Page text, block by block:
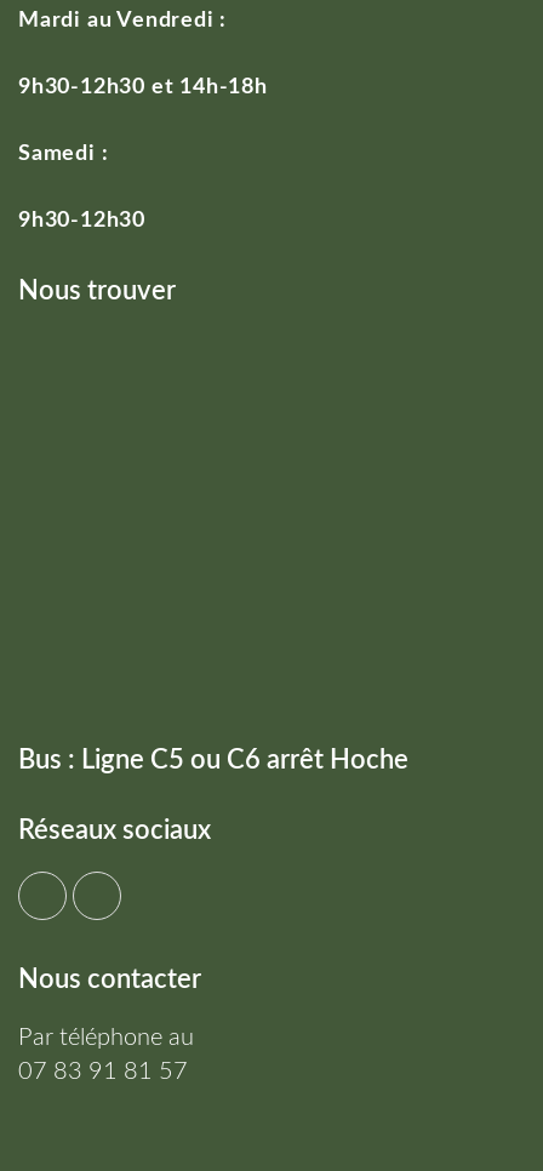
Mardi au Vendredi :
9h30-12h30 et 14h-18h
Samedi :
9h30-12h30
Nous trouver
Bus : Ligne C5 ou C6 arrêt Hoche
Réseaux sociaux
Nous contacter
Par téléphone au
07 83 91 81 57